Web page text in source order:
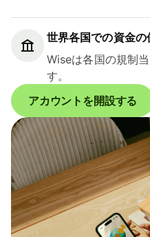
世界各国での資金の
Wiseは各国の規制
す。
アカウントを開設する